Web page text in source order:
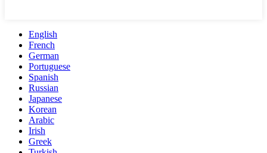
English
French
German
Portuguese
Spanish
Russian
Japanese
Korean
Arabic
Irish
Greek